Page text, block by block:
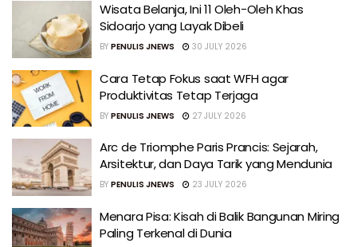
Wisata Belanja, Ini 11 Oleh-Oleh Khas
Sidoarjo yang Layak Dibeli
BY PENULIS JNEWS 30 JULY 2026
Cara Tetap Fokus saat WFH agar
Produktivitas Tetap Terjaga
BY PENULIS JNEWS 27 JULY 2026
Arc de Triomphe Paris Prancis: Sejarah,
Arsitektur, dan Daya Tarik yang Mendunia
BY PENULIS JNEWS 23 JULY 2026
Menara Pisa: Kisah di Balik Bangunan Miring
Paling Terkenal di Dunia